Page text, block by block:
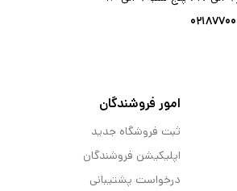
امور فروشندگان
ثبت فروشگاه جدید
اپلیکیشن فروشندگان
درخواست پشتیبانی